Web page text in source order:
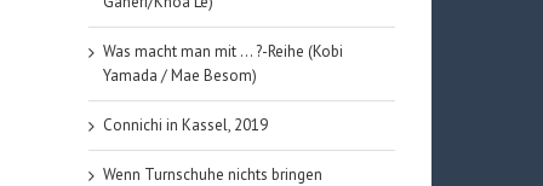
Was macht man mit … ?-Reihe (Kobi
Yamada / Mae Besom)
Connichi in Kassel, 2019
Wenn Turnschuhe nichts bringen